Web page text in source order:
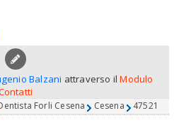
Balzani attraverso ilModulo
Forli Cesena Cesena 47521